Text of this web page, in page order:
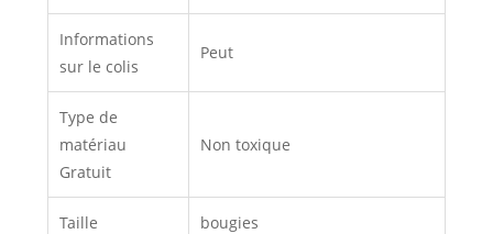
Informations
sur le colis
Peut
Type de
matériau
Gratuit
Non toxique
Taille bougies